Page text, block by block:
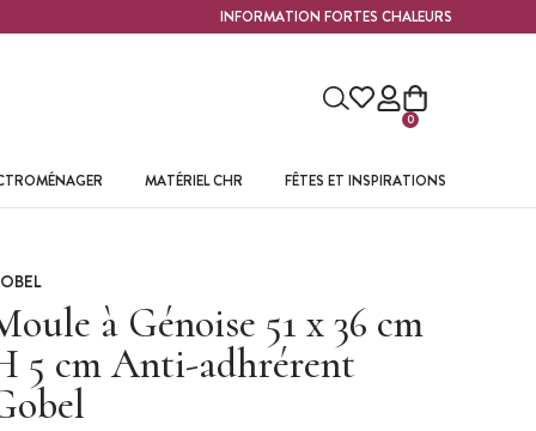
INFORMATION FORTES CHALEURS
0
MATÉRIEL CHR FÊTES ET INSPIRATIONS
à Génoise 51 x 36 cm
5 cm Anti-adhrérent